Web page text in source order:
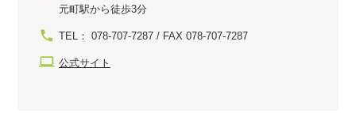
元町駅から徒歩3分
TEL： 078-707-7287 / FAX 078-707-7287
公式サイト